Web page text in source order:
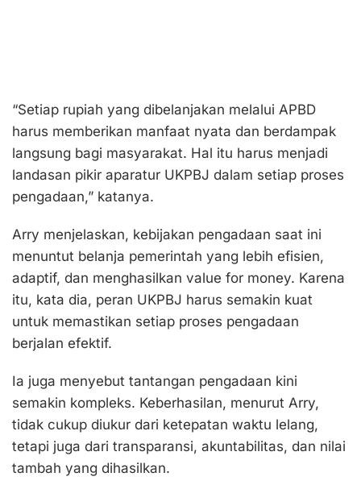
“Setiap rupiah yang dibelanjakan melalui APBD
harus memberikan manfaat nyata dan berdampak
langsung bagi masyarakat. Hal itu harus menjadi
landasan pikir aparatur UKPBJ dalam setiap proses
pengadaan,” katanya.
Arry menjelaskan, kebijakan pengadaan saat ini
menuntut belanja pemerintah yang lebih efisien,
adaptif, dan menghasilkan value for money. Karena
itu, kata dia, peran UKPBJ harus semakin kuat
untuk memastikan setiap proses pengadaan
berjalan efektif.
Ia juga menyebut tantangan pengadaan kini
semakin kompleks. Keberhasilan, menurut Arry,
tidak cukup diukur dari ketepatan waktu lelang,
tetapi juga dari transparansi, akuntabilitas, dan nilai
tambah yang dihasilkan.